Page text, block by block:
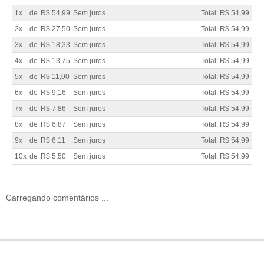
1x de R$ 54,99 Sem juros
Total: R$ 54,99
2x
de R$ 27,50 Sem juros
Total: R$ 54,99
3x
de R$ 18,33 Sem juros
Total: R$ 54,99
4x
de R$ 13,75 Sem juros
Total: R$ 54,99
5x
de R$ 11,00 Sem juros
Total: R$ 54,99
6x
de R$ 9,16 Sem juros
Total: R$ 54,99
7x
de R$ 7,86 Sem juros
Total: R$ 54,99
8x
de R$ 6,87 Sem juros
Total: R$ 54,99
9x
de R$ 6,11 Sem juros
Total: R$ 54,99
10x de R$ 5,50 Sem juros Total: R$ 54,99
Carregando comentários ...